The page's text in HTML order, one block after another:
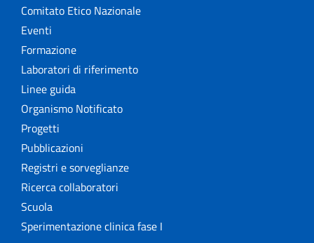
Comitato Etico Nazionale
Eventi
Formazione
Laboratori di riferimento
Linee guida
Organismo Notificato
Progetti
Pubblicazioni
Registri e sorveglianze
Ricerca collaboratori
Scuola
Sperimentazione clinica fase I